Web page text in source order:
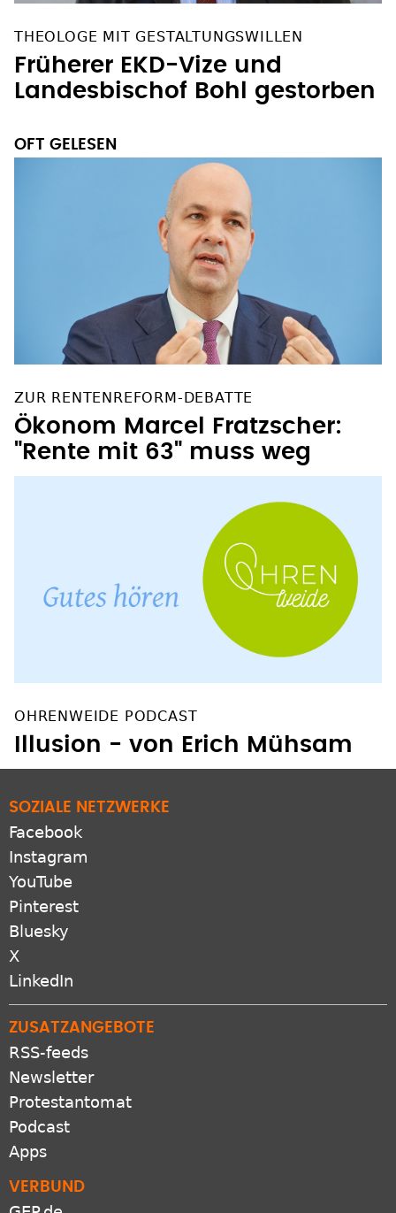
THEOLOGE MIT GESTALTUNGSWILLEN
Früherer EKD-Vize und
Landesbischof Bohl gestorben
OFT GELESEN
ZUR RENTENREFORM-DEBATTE
Ökonom Marcel Fratzscher:
"Rente mit 63" muss weg
OHRENWEIDE PODCAST
Illusion - von Erich Mühsam
SOZIALE NETZWERKE
Facebook
Instagram
YouTube
Pinterest
Bluesky
X
LinkedIn
ZUSATZANGEBOTE
RSS-feeds
Newsletter
Protestantomat
Podcast
Apps
VERBUND